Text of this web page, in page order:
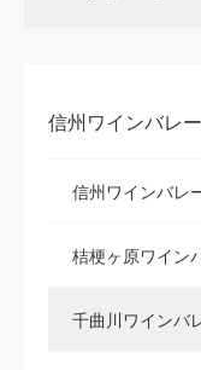
信州ワインバレ
信州ワインバレ
桔梗ヶ原ワイン
千曲川ワインバ